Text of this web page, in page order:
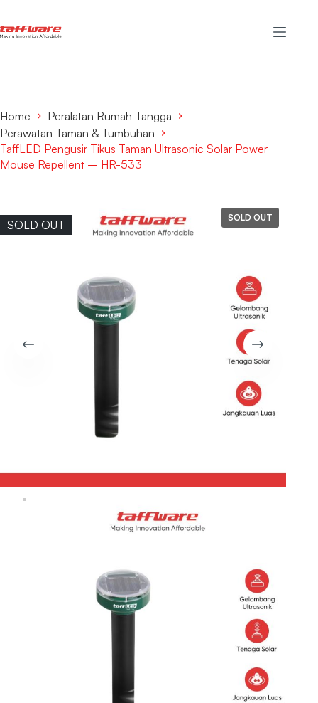
Home
Peralatan Rumah Tangga
Perawatan Taman & Tumbuhan
TaffLED Pengusir Tikus Taman Ultrasonic Solar Power
Mouse Repellent – HR-533
SOLD OUT
SOLD OUT